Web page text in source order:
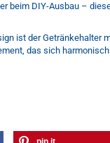
beim DIY-Ausbau –
ist der Getränkehalter
das sich